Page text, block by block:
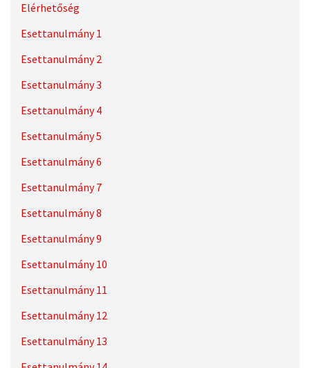
Elérhetőség
Esettanulmány 1
Esettanulmány 2
Esettanulmány 3
Esettanulmány 4
Esettanulmány 5
Esettanulmány 6
Esettanulmány 7
Esettanulmány 8
Esettanulmány 9
Esettanulmány 10
Esettanulmány 11
Esettanulmány 12
Esettanulmány 13